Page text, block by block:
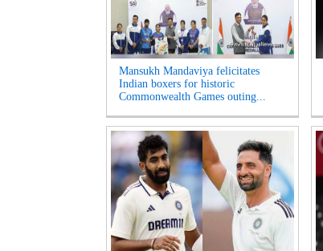
Mansukh Mandaviya felicitates
Indian boxers for historic
Commonwealth Games outing...